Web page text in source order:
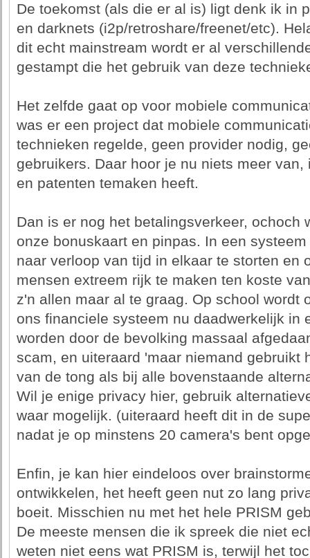
De toekomst (als die er al is) ligt denk ik in
en darknets (i2p/retroshare/freenet/etc).
dit echt mainstream wordt er al
gestampt die het gebruik van deze
Het zelfde gaat op voor mobiele
was er een project dat mobiele
technieken regelde, geen provider nodig,
gebruikers. Daar hoor je nu niets meer
en patenten temaken heeft.
Dan is er nog het betalingsverkeer, ochoch
onze bonuskaart en pinpas. In een
naar verloop van tijd in elkaar te storten en
mensen extreem rijk te maken ten koste
z'n allen maar al te graag. Op school wordt
ons financiele systeem nu daadwerkelijk in
worden door de bevolking massaal
scam, en uiteraard 'maar niemand gebruikt
van de tong als bij alle bovenstaande
Wil je enige privacy hier, gebruik
waar mogelijk. (uiteraard heeft dit in de
nadat je op minstens 20 camera's bent
Enfin, je kan hier eindeloos over
ontwikkelen, het heeft geen nut zo lang
boeit. Misschien nu met het hele PRISM
De meeste mensen die ik spreek die niet
weten niet eens wat PRISM is, terwijl het